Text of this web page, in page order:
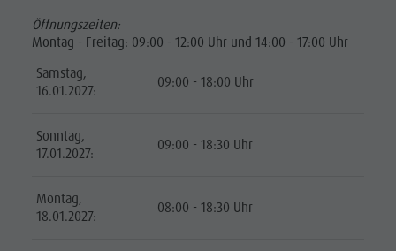
Öffnungszeiten:
Montag - Freitag: 09:00 - 12:00 Uhr und 14:00 - 17:00 Uhr
Samstag,
16.01.2027:
09:00 - 18:00 Uhr
Sonntag,
17.01.2027:
09:00 - 18:30 Uhr
Montag,
18.01.2027:
08:00 - 18:30 Uhr